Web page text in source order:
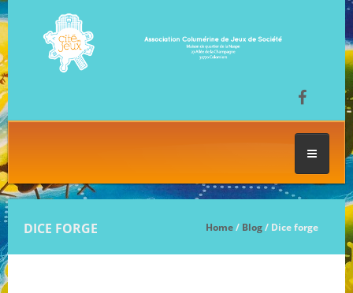
LES SÉANCES DE JEU
DICE FORGE Home/ Blog/ Dice forge